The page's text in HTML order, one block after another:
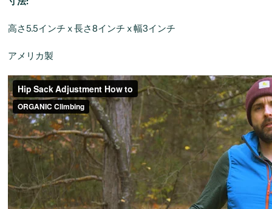
高さ5.5インチ x 長さ8インチ x 幅3インチ
アメリカ製